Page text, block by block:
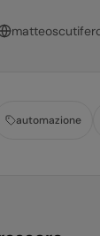
automazione